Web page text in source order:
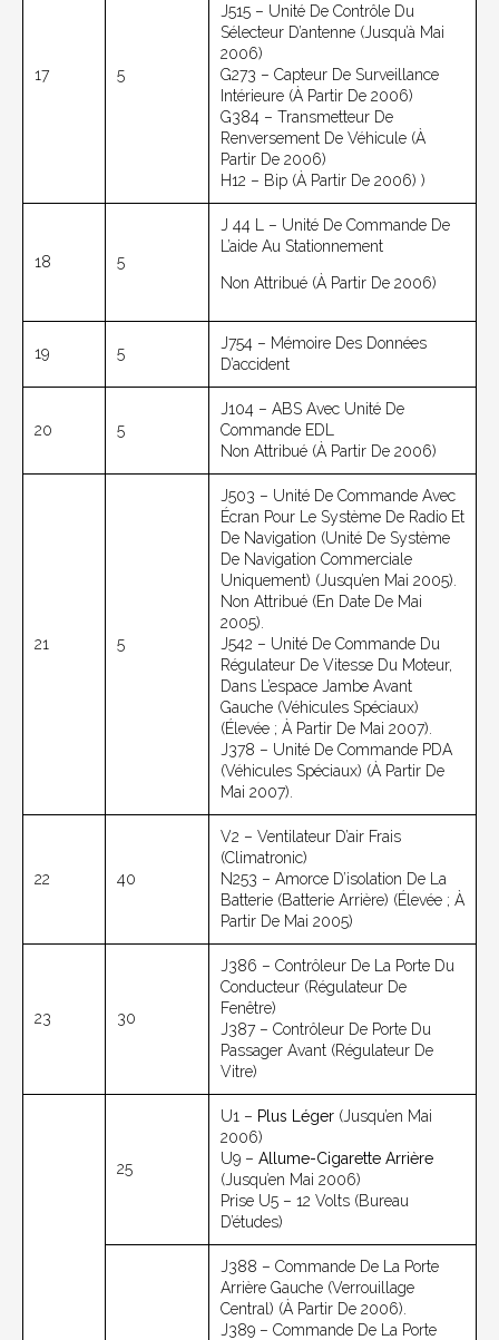
17 5
J515 – Unité De Contrôle Du
Sélecteur D’antenne (jusqu’à Mai
2006)
G273 – Capteur De Surveillance
Intérieure (à Partir De 2006)
G384 – Transmetteur De
Renversement De Véhicule (à
Partir De 2006)
H12 – Bip (à Partir De 2006) )
18 5
J 44 L – Unité De Commande De
L’aide Au Stationnement
Non Attribué (à Partir De 2006)
19 5
J754 – Mémoire Des Données
D’accident
20 5
J104 – ABS Avec Unité De
Commande EDL
Non Attribué (à Partir De 2006)
21 5
J503 – Unité De Commande Avec
Écran Pour Le Système De Radio Et
De Navigation (unité De Système
De Navigation Commerciale
Uniquement) (jusqu’en Mai 2005).
Non Attribué (en Date De Mai
2005).
J542 – Unité De Commande Du
Régulateur De Vitesse Du Moteur,
Dans L’espace Jambe Avant
Gauche (véhicules Spéciaux)
(élevée ; À Partir De Mai 2007).
J378 – Unité De Commande PDA
(véhicules Spéciaux) (à Partir De
Mai 2007).
22 40
V2 – Ventilateur D’air Frais
(Climatronic)
N253 – Amorce D’isolation De La
Batterie (batterie Arrière) (élevée ; À
Partir De Mai 2005)
23 30
J386 – Contrôleur De La Porte Du
Conducteur (régulateur De
Fenêtre)
J387 – Contrôleur De Porte Du
Passager Avant (régulateur De
Vitre)
25
U1 – Plus Léger (jusqu’en Mai
2006)
U9 – Allume-Cigarette Arrière
(jusqu’en Mai 2006)
Prise U5 – 12 Volts (bureau
D’études)
J388 – Commande De La Porte
Arrière Gauche (verrouillage
Central) (à Partir De 2006).
J389 – Commande De La Porte